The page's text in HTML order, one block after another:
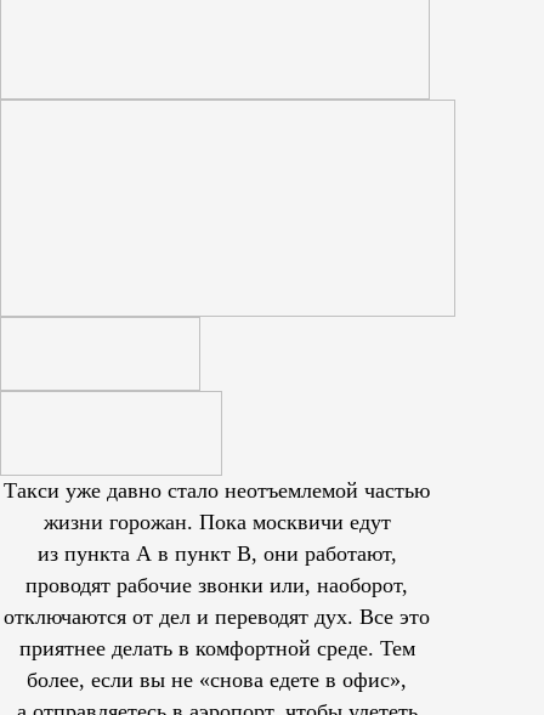
Такси уже давно стало неотъемлемой частью
жизни горожан. Пока москвичи едут
из пункта А в пункт В, они работают,
проводят рабочие звонки или, наоборот,
отключаются от дел и переводят дух. Все это
приятнее делать в комфортной среде. Тем
более, если вы не «снова едете в офис»,